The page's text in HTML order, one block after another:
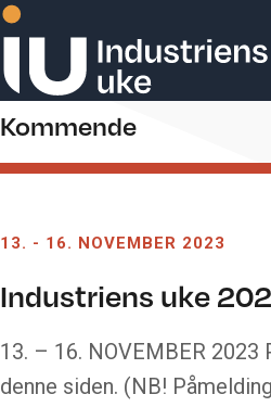
Kommende
13. - 16. NOVEMBER 2023
Industriens uke
13. – 16. NOVEMBER 2023
denne siden. (NB!